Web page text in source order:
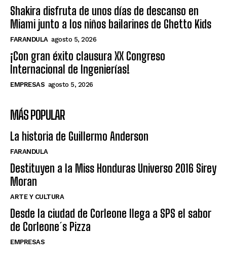
Shakira disfruta de unos días de descanso en
Miami junto a los niños bailarines de Ghetto Kids
FARANDULA agosto 5, 2026
¡Con gran éxito clausura XX Congreso
Internacional de Ingenierías!
EMPRESAS agosto 5, 2026
MÁS POPULAR
La historia de Guillermo Anderson
FARANDULA
Destituyen a la Miss Honduras Universo 2016 Sirey
Moran
ARTE Y CULTURA
Desde la ciudad de Corleone llega a SPS el sabor
de Corleone´s Pizza
EMPRESAS